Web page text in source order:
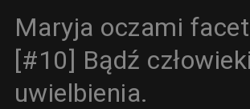
Maryja oczami
[#10] Bądź
uwielbienia.